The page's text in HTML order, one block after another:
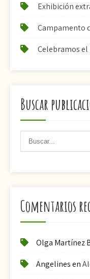
Exhibición
Campamento
Celebramos
Buscar
Comentarios
Olga Martínez
Angelinesen